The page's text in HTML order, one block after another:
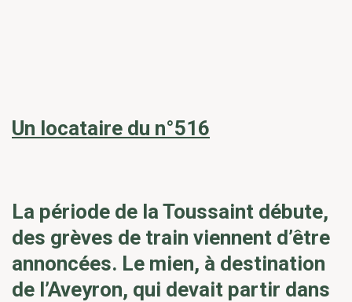
Un locataire du n°516
La période de la Toussaint débute,
des grèves de train viennent d’être
annoncées. Le mien, à destination
de l’Aveyron, qui devait partir dans